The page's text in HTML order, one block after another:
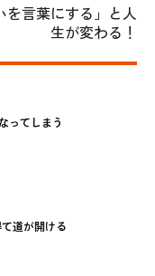
を言葉にする」と人
生が変わる！
ってしまう
道が開ける